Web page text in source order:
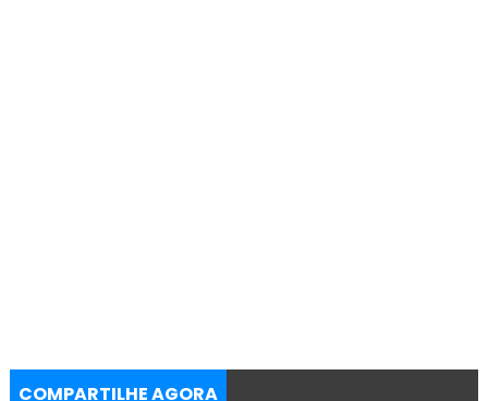
COMPARTILHE AGORA